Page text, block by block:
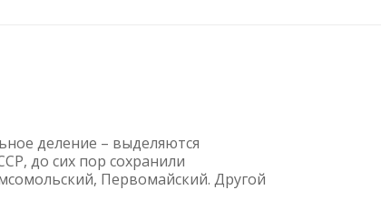
деление – выделяются
до сих пор сохранили
Первомайский. Другой